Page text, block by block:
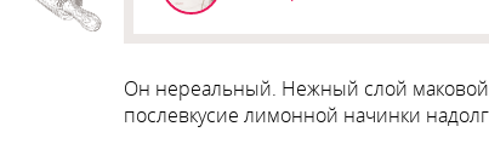
Он нереальный. Нежный слой маковой
послевкусие лимонной начинки